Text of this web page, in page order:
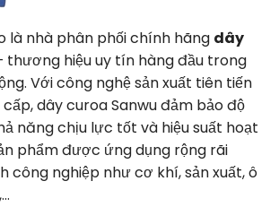
là nhà phân phối chính hãng dây
thương hiệu uy tín hàng đầu trong
Với công nghệ sản xuất tiên tiến
dây curoa Sanwu đảm bảo độ
năng chịu lực tốt và hiệu suất hoạt
phẩm được ứng dụng rộng rãi
công nghiệp như cơ khí, sản xuất, ô